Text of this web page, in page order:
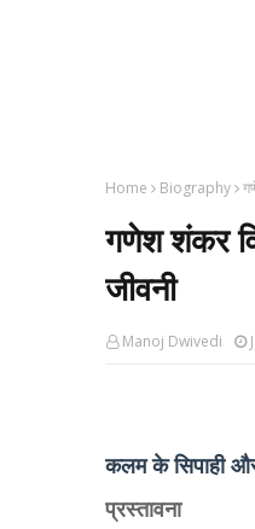
Home Biography
गणेश शंकर
जीवनी
Manoj Dwivedi
कलम के सिपाही
प्रस्तावना